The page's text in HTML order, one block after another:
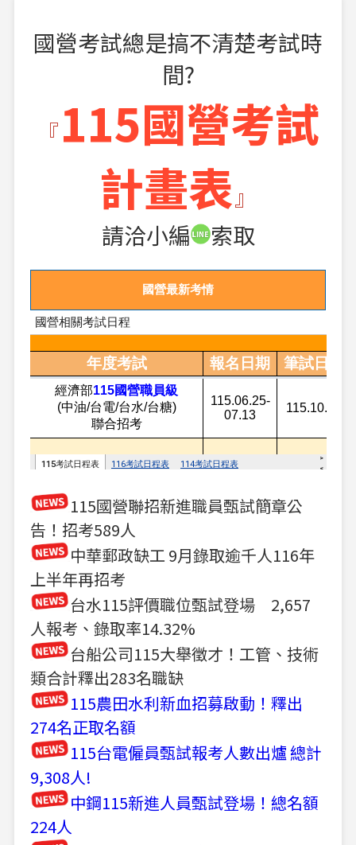
國營考試總是搞不清楚考試時
間?
『115國營考試
計畫表』
請洽小編
索取
國營最新考情
115國營聯招新進職員甄試簡章公
告！招考589人
中華郵政缺工 9月錄取逾千人116年
上半年再招考
台水115評價職位甄試登場 2,657
人報考、錄取率14.32%
台船公司115大舉徵才！工管、技術
類合計釋出283名職缺
115農田水利新血招募啟動！釋出
274名正取名額
115台電僱員甄試報考人數出爐 總計
9,308人!
中鋼115新進人員甄試登場！總名額
224人